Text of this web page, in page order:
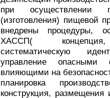
при осуществлении
(изготовления) пищевой
внедрены процедуры,
ХАССП( концепция,
систематическую
управление опасными
влияющими на
планировка
конструкция,